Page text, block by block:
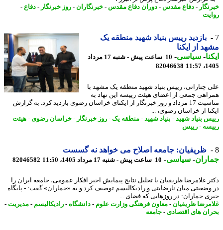
-دفاع مقدس-دوران دفاع مقدس-خبرنگاران- روز خبرنگار -دفاع -
بازدید رییس بنیاد شهید منطقه یک
از ایکنا
-سیاسی-
10 ساعت پیش - شنبه 17 مرداد
82046638
چنارانی، رییس بنیاد شهید منطقه یک مشهد با
جمعی از اعضای هیئت رییسه این نهاد به
مناسبت 17 مرداد و روز خبرنگار از ایکنای خراسان رضوی بازدید کرد. به گزارش
از خراسان رضوی، ...
بنیاد شهید-بنیاد شهید-منطقه یک-روز خبرنگار -خراسان رضوی-هیئت
-رییس
ظریفیان: جامعه اصلاح می خواهد نه گسست
- سیاسی-10 ساعت پیش - شنبه 17 مرداد 1405، 11:50 82046582
غلامرضا ظریفیان با تحلیل نتایج پیمایش اخیر افکار عمومی، جامعه ایران را
میان نارضایتی و رادیکالیسم توصیف کرد و به «جماران» گفت: - پایگاه
جماران: در روزهایی که فضای ...
ظریفیان-معاون فرهنگی وزارت علوم-دانشگاه-رادیکالیسم-مدیریت-
های اقتصادی-جامعه